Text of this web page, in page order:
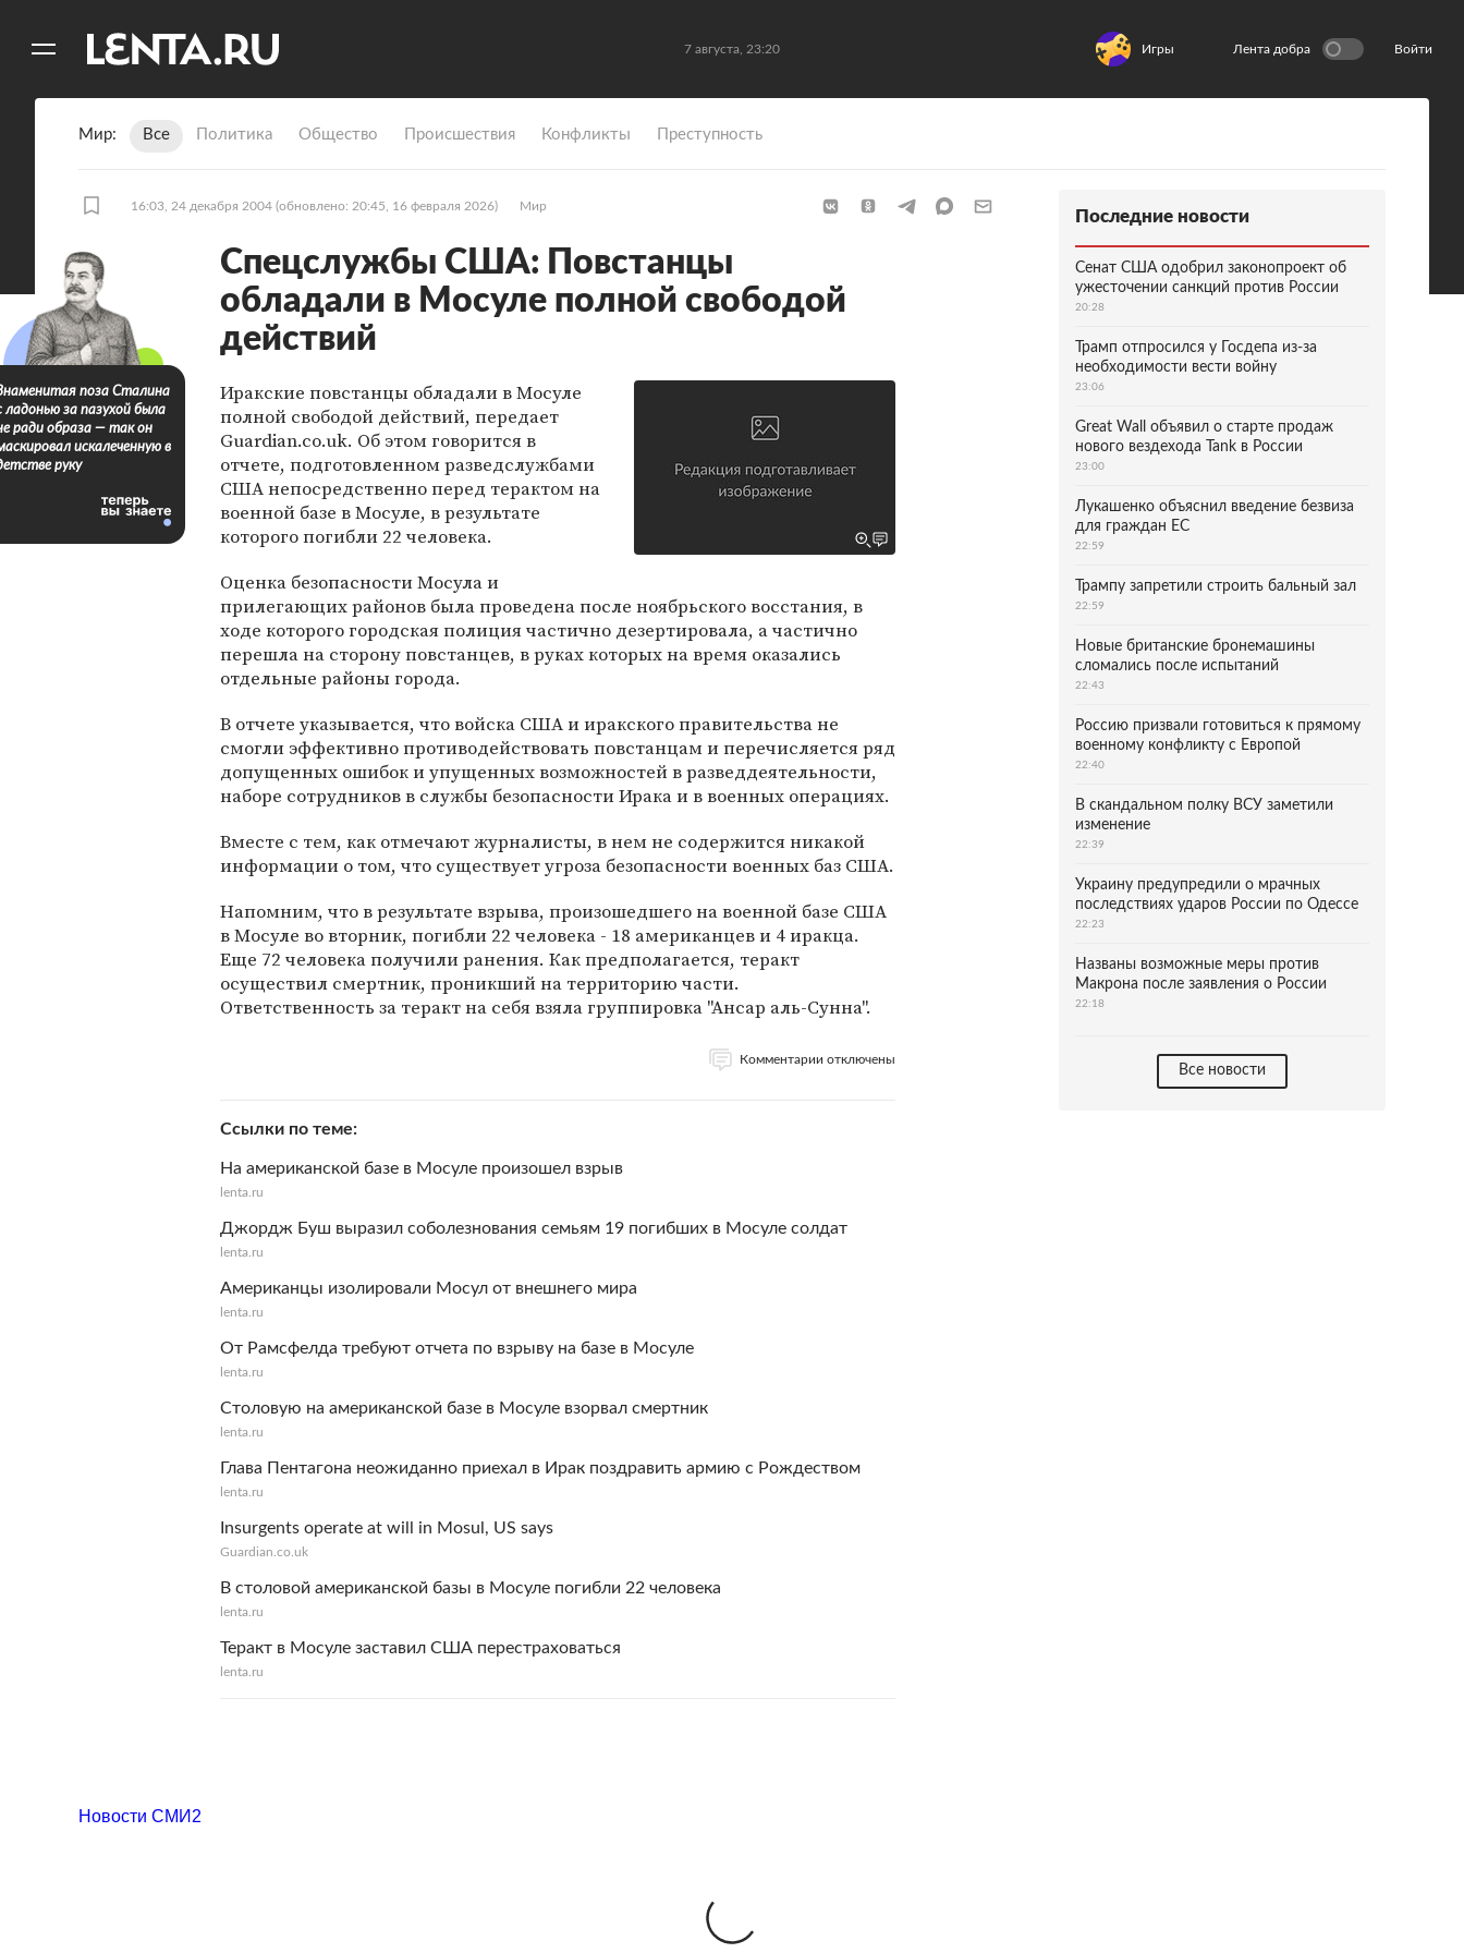
7 августа, 23:20 Игры Лента добра Войти
Мир Все Политика Общество Происшествия Конфликты Преступность
16:03, 24 декабря 2004 (обновлено: 20:45, 16 февраля 2026) Мир
Спецслужбы США: Повстанцы
обладали в Мосуле полной свободой
действий
Иракские повстанцы обладали в Мосуле
полной свободой действий, передает
Guardian.co.uk. Об этом говорится в
отчете, подготовленном разведслужбами
США непосредственно перед терактом на
военной базе в Мосуле, в результате
которого погибли 22 человека.
Оценка безопасности Мосула и
прилегающих районов была проведена после ноябрьского восстания, в
ходе которого городская полиция частично дезертировала, а частично
перешла на сторону повстанцев, в руках которых на время оказались
отдельные районы города.
В отчете указывается, что войска США и иракского правительства не
смогли эффективно противодействовать повстанцам и перечисляется ряд
допущенных ошибок и упущенных возможностей в разведдеятельности,
наборе сотрудников в службы безопасности Ирака и в военных операциях.
Вместе с тем, как отмечают журналисты, в нем не содержится никакой
информации о том, что существует угроза безопасности военных баз США.
Напомним, что в результате взрыва, произошедшего на военной базе США
в Мосуле во вторник, погибли 22 человека - 18 американцев и 4 иракца.
Еще 72 человека получили ранения. Как предполагается, теракт
осуществил смертник, проникший на территорию части.
Ответственность за теракт на себя взяла группировка "Ансар аль-Сунна".
Комментарии отключены
Ссылки по теме
На американской базе в Мосуле произошел взрыв
lenta.ru
Джордж Буш выразил соболезнования семьям 19 погибших в Мосуле солдат
lenta.ru
Американцы изолировали Мосул от внешнего мира
lenta.ru
От Рамсфелда требуют отчета по взрыву на базе в Мосуле
lenta.ru
Столовую на американской базе в Мосуле взорвал смертник
lenta.ru
Глава Пентагона неожиданно приехал в Ирак поздравить армию с Рождеством
lenta.ru
Insurgents operate at will in Mosul, US says
Guardian.co.uk
В столовой американской базы в Мосуле погибли 22 человека
lenta.ru
Теракт в Мосуле заставил США перестраховаться
lenta.ru
поза Сталина
ладонью за пазухой была
ради образа — так он
искалеченную в
руку
Последние новости
Сенат США одобрил законопроект об
ужесточении санкций против России
20:28
Трамп отпросился у Госдепа из-за
необходимости вести войну
23:06
Great Wall объявил о старте продаж
нового вездехода Tank в России
23:00
Лукашенко объяснил введение безвиза
для граждан ЕС
22:59
Трампу запретили строить бальный зал
22:59
Новые британские бронемашины
сломались после испытаний
22:43
Россию призвали готовиться к прямому
военному конфликту с Европой
22:40
В скандальном полку ВСУ заметили
изменение
22:39
Украину предупредили о мрачных
последствиях ударов России по Одессе
22:23
Названы возможные меры против
Макрона после заявления о России
22:18
Все новости
Новости СМИ2